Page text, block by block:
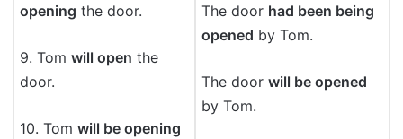
opening the door.
9. Tomwill open the
door.
10. Tomwill be opening
The door had been being
opened by Tom.
The doorwill be opened
by Tom.